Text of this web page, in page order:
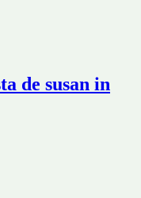
de susan in